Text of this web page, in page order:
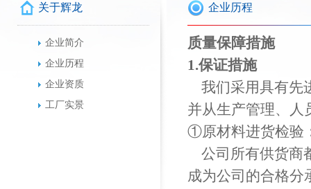
关于辉龙
企业简介
企业历程
企业资质
工厂实景
企业历程
质量保障措施
1.保证措施
我们采用具有先
并从生产管理、人
①原材料进货检验
公司所有供货商
成为公司的合格分